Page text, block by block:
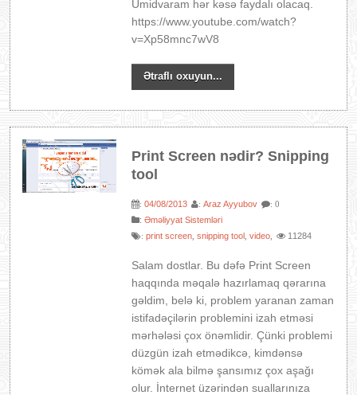
Ümidvaram hər kəsə faydalı olacaq.
https://www.youtube.com/watch?
v=Xp58mnc7wV8
Ətraflı oxuyun...
Print Screen nədir? Snipping
tool
:04/08/2013 :Araz Ayyubov : 0
:Əməliyyat Sistemləri
:print screen ,snipping tool ,video 11284
Salam dostlar. Bu dəfə Print Screen
haqqında məqalə hazırlamaq qərarına
gəldim, belə ki, problem yaranan zaman
istifadəçilərin problemini izah etməsi
mərhələsi çox önəmlidir. Çünki problemi
düzgün izah etmədikcə, kimdənsə
kömək ala bilmə şansımız çox aşağı
olur. İnternet üzərindən suallarınıza